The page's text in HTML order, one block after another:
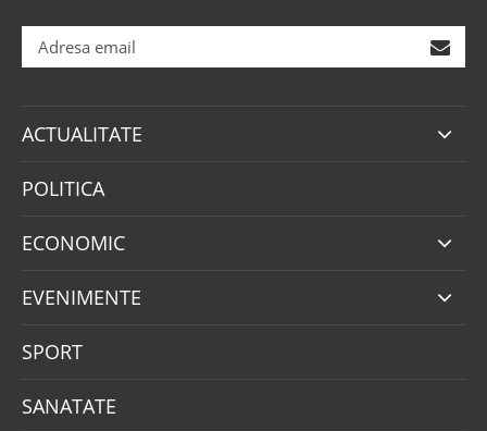
ACTUALITATE
POLITICA
ECONOMIC
EVENIMENTE
SPORT
SANATATE